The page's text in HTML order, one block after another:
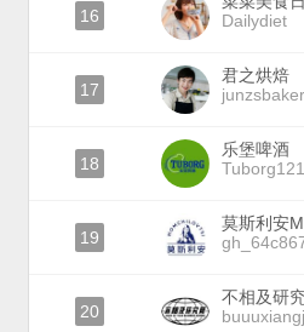
16
Dailydiet
17
君之烘焙
18
乐堡啤酒
Tuborg121
19
莫斯利安
20
不相及研